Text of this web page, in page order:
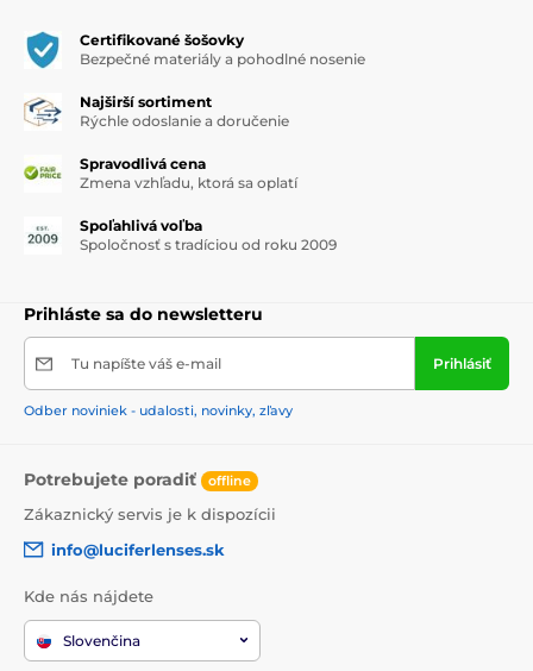
Certifikované šošovky
Bezpečné materiály a pohodlné nosenie
Najširší sortiment
Rýchle odoslanie a doručenie
Spravodlivá cena
Zmena vzhľadu, ktorá sa oplatí
Spoľahlivá voľba
Spoločnosť s tradíciou od roku 2009
Prihláste sa do newsletteru
Tu napíšte váš e-mail Prihlásiť
Odber noviniek - udalosti, novinky, zľavy
Potrebujete poradiť offline
Zákaznický servis je k dispozícii
info@luciferlenses.sk
Kde nás nájdete
Slovenčina